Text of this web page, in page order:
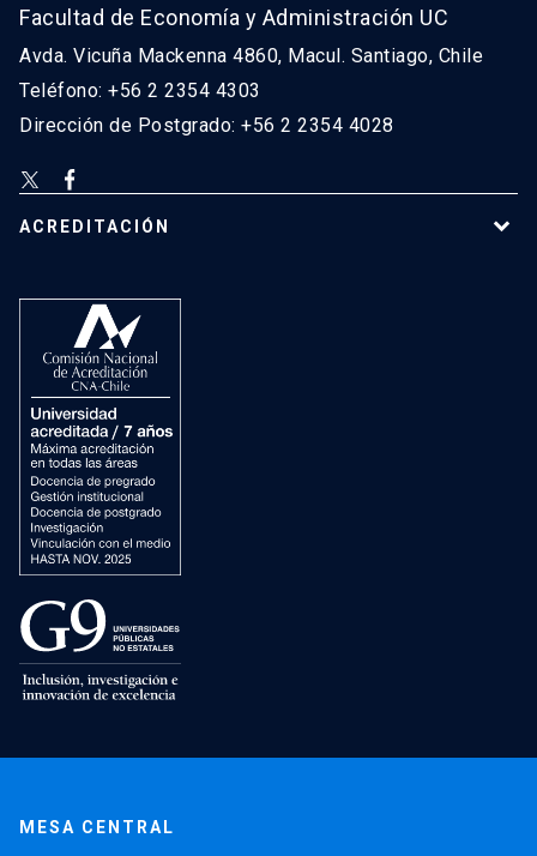
Facultad de Economía y Administración UC
Avda. Vicuña Mackenna 4860, Macul. Santiago, Chile
Teléfono: +56 2 2354 4303
Dirección de Postgrado: +56 2 2354 4028
ACREDITACIÓN
MESA CENTRAL